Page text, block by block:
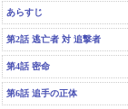
あらすじ
第2話 逃亡者 対 追撃者
第4話 密命
第6話 追手の正体